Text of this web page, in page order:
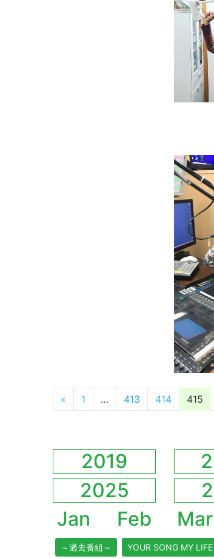
投稿ナビゲーシ
« 1 … 413 414 415
2019
2025
Jan
Feb Mar
～過去番組～ YOUR SONG MY